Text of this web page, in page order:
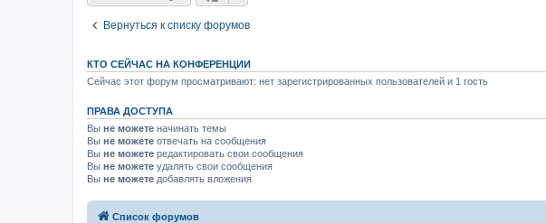
Вернуться к списку форумов
КТО СЕЙЧАС НА КОНФЕРЕНЦИИ
Сейчас этот форум просматривают: нет зарегистрированных пользователей и 1 гость
ПРАВА ДОСТУПА
Вы не можете начинать темы
Вы не можете отвечать на сообщения
Вы не можете редактировать свои сообщения
Вы не можете удалять свои сообщения
Вы не можете добавлять вложения
Список форумов